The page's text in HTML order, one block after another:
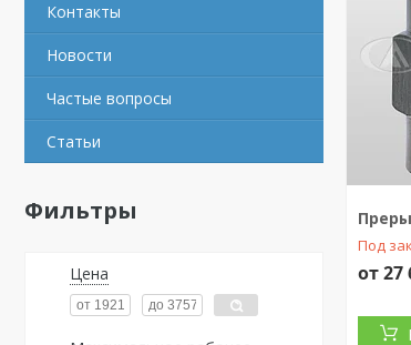
Контакты
Новости
Частые вопросы
Статьи
Фильтры
Цена
Под
от 27